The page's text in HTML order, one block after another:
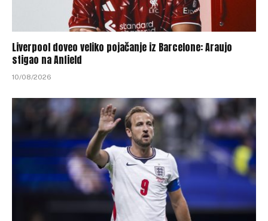
Liverpool doveo veliko pojačanje iz Barcelone: Araujo
stigao na Anfield
10/08/2026